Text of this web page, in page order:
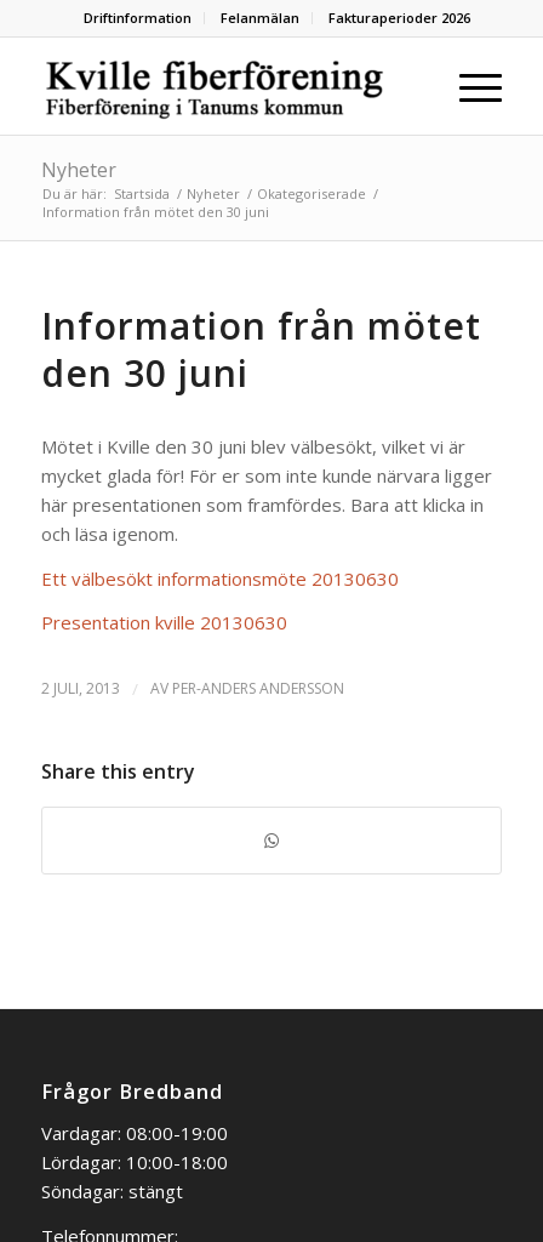
Driftinformation Felanmälan Fakturaperioder 2026
Nyheter
Du är här: Startsida / Nyheter / Okategoriserade /
Information från mötet den 30 juni
Information från mötet
den 30 juni
Mötet i Kville den 30 juni blev välbesökt, vilket vi är
mycket glada för! För er som inte kunde närvara ligger
här presentationen som framfördes. Bara att klicka in
och läsa igenom.
Ett välbesökt informationsmöte 20130630
Presentation kville 20130630
2 JULI, 2013 / AV PER-ANDERS ANDERSSON
Share this entry
Frågor Bredband
Vardagar: 08:00-19:00
Lördagar: 10:00-18:00
Söndagar: stängt
Telefonnummer: